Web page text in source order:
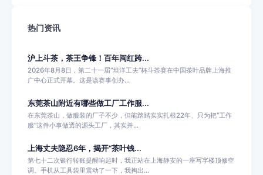
热门资讯
沪上斗茶，茶王争锋！百年闽红跨...
2026年8月8日，第二十一届“坦洋工夫”杯斗茶赛在中国茶叶品牌上海推
广中心正式开幕。这是该赛事创办...
东莞茶山附近有哪些做工厂工作服...
在东莞茶山，做服装的厂子不少，但能踏踏实实扎根22年、只为把“工作
服”这件小事做透的源头工厂，其实并...
上海丈夫隐忍6年，揭开“茶叶钱...
第七十二次银行转账提醒响起时，我正站在上海静安的一座写字楼顶修空
调。手机从工具袋里震动了一下，我掏出...